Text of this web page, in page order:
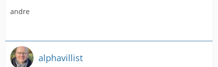
andre
alphavillist